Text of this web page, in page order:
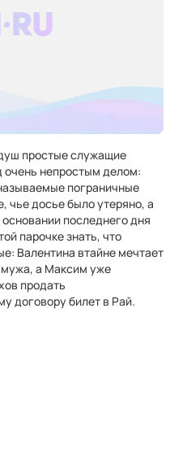
простые служащие
очень непростым делом:
пограничные
чье досье было утеряно, а
последнего дня
парочке знать, что
Валентина втайне мечтает
мужа, а Максим уже
продать
договору билет в Рай.